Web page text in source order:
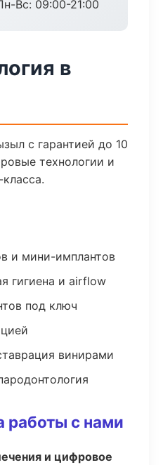
Вс: 09:00-21:00
в
с гарантией до 10
технологии и
и мини-имплантов
гигиена и airflow
под ключ
винирами
с нами
и цифровое